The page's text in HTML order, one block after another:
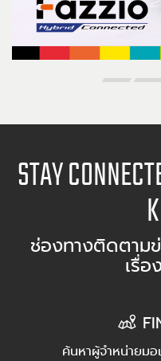
STAY
ช่องทางติดตาม
เรื่อ
ค้นหาผู้จำหน่ายม